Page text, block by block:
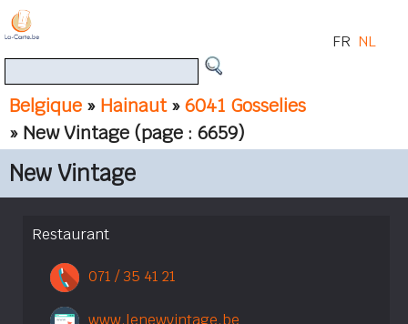
Belgique » Hainaut»6041 Gosselies
» New Vintage (page : 6659)
FR NL
New Vintage
Restaurant
071 / 35 41 21